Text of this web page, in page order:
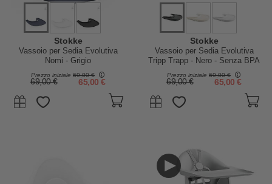
Stokke
Vassoio per Sedia Evolutiva
Nomi - Grigio
Prezzo iniziale 69,00 €
69,00 € 65,00 €
Stokke
Vassoio per Sedia Evolutiva
Tripp Trapp - Nero - Senza BPA
Prezzo iniziale 69,00 €
69,00 € 65,00 €